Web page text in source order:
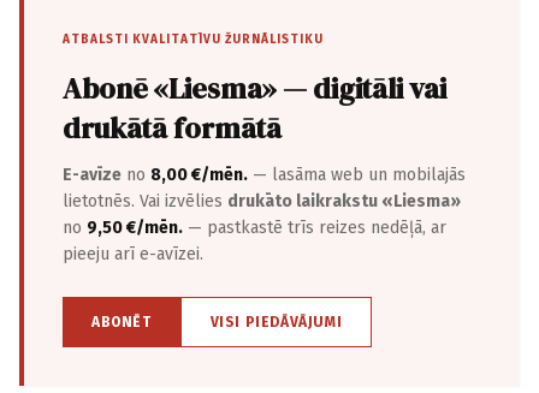
ATBALSTI KVALITATĪVU ŽURNĀLISTIKU
Abonē «Liesma» — digitāli vai
drukātā formātā
E-avīze no 8,00 €/mēn. — lasāma web un mobilajās
lietotnēs. Vai izvēlies drukāto laikrakstu «Liesma»
no 9,50 €/mēn. — pastkastē trīs reizes nedēļā, ar
pieeju arī e-avīzei.
ABONĒT VISI PIEDĀVĀJUMI